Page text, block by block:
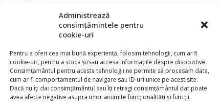
Administrează
consimțămintele pentru
cookie-uri
Pentru a oferi cea mai bună experiență, folosim tehnologii, cum ar fi
cookie-uri, pentru a stoca și/sau accesa informațiile despre dispozitive.
Consimțământul pentru aceste tehnologii ne permite să procesăm date,
cum ar fi comportamentul de navigare sau ID-uri unice pe acest site.
Dacă nu îți dai consimțământul sau îți retragi consimțământul dat poate
avea afecte negative asupra unor anumite funcționalități și funcții.
Analog Devices
Anritsu Corporation
Ansys
APS
Arduino
Arm
Asentics